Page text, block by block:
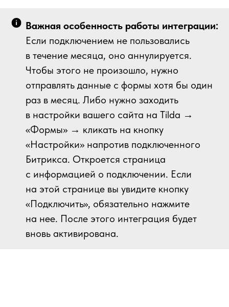
Важная особенность работы интеграции:
Если подключением не пользовались
в течение месяца, оно аннулируется.
Чтобы этого не произошло, нужно
отправлять данные с формы хотя бы один
раз в месяц. Либо нужно заходить
в настройки вашего сайта на Tilda →
«Формы» → кликать на кнопку
«Настройки» напротив подключенного
Битрикса. Откроется страница
с информацией о подключении. Если
на этой странице вы увидите кнопку
«Подключить», обязательно нажмите
на нее. После этого интеграция будет
вновь активирована.